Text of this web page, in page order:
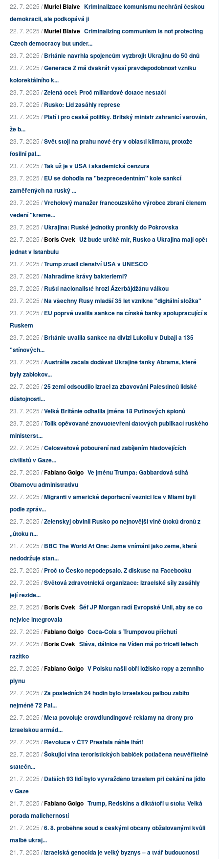
22. 7. 2025 /Muriel Blaive Kriminalizace komunismu nechrání českou
demokracii, ale podkopává ji
22. 7. 2025 /Muriel Blaive Criminalizing communism is not protecting
Czech democracy but under...
23. 7. 2025 /Británie navrhla spojencům vyzbrojit Ukrajinu do 50 dnů
23. 7. 2025 /Generace Z má dvakrát vyšší pravděpodobnost vzniku
kolorektálního k...
23. 7. 2025 /Zelená ocel: Proč miliardové dotace nestačí
23. 7. 2025 /Rusko: Lid zasáhly represe
23. 7. 2025 /Platí i pro české politiky. Britský ministr zahraničí varován,
že b...
23. 7. 2025 /Svět stojí na prahu nové éry v oblasti klimatu, protože
fosilní pal...
23. 7. 2025 /Tak už je v USA i akademická cenzura
23. 7. 2025 /EU se dohodla na "bezprecedentním" kole sankcí
zaměřených na ruský ...
23. 7. 2025 /Vrcholový manažer francouzského výrobce zbraní členem
vedení "kreme...
23. 7. 2025 /Ukrajina: Ruské jednotky pronikly do Pokrovska
22. 7. 2025 /Boris Cvek Už bude určitě mír, Rusko a Ukrajina mají opět
jednat v Istanbulu
23. 7. 2025 /Trump zrušil členství USA v UNESCO
23. 7. 2025 /Nahradíme krávy bakteriemi?
23. 7. 2025 /Ruští nacionalisté hrozí Ázerbájdžánu válkou
23. 7. 2025 /Na všechny Rusy mladší 35 let vznikne "digitální složka"
23. 7. 2025 /EU poprvé uvalila sankce na čínské banky spolupracující s
Ruskem
23. 7. 2025 /Británie uvalila sankce na divizi Lukoilu v Dubaji a 135
"stínových...
23. 7. 2025 /Austrálie začala dodávat Ukrajině tanky Abrams, které
byly zablokov...
22. 7. 2025 /25 zemí odsoudilo Izrael za zbavování Palestinců lidské
důstojnosti...
23. 7. 2025 /Velká Británie odhalila jména 18 Putinových špionů
23. 7. 2025 /Tolik opěvované znovuotevření datových publikací ruského
ministerst...
22. 7. 2025 /Celosvětové pobouření nad zabíjením hladovějících
civilistů v Gaze...
22. 7. 2025 /Fabiano Golgo Ve jménu Trumpa: Gabbardová stíhá
Obamovu administrativu
22. 7. 2025 /Migranti v americké deportační věznici Ice v Miami byli
podle zpráv...
22. 7. 2025 /Zelenskyj obvinil Rusko po nejnovější vlně útoků dronů z
„útoku n...
21. 7. 2025 /BBC The World At One: Jsme vnímáni jako země, která
nedodržuje stan...
22. 7. 2025 /Proč to Česko nepodepsalo. Z diskuse na Facebooku
22. 7. 2025 /Světová zdravotnická organizace: Izraelské síly zasáhly
její rezide...
22. 7. 2025 /Boris Cvek Šéf JP Morgan radí Evropské Unii, aby se co
nejvíce integrovala
22. 7. 2025 /Fabiano Golgo Coca-Cola s Trumpovou příchutí
22. 7. 2025 /Boris Cvek Sláva, dálnice na Vídeň má po třiceti letech
razítko
22. 7. 2025 /Fabiano Golgo V Polsku našli obří ložisko ropy a zemního
plynu
22. 7. 2025 /Za posledních 24 hodin bylo izraelskou palbou zabito
nejméně 72 Pal...
22. 7. 2025 /Meta povoluje crowdfundingové reklamy na drony pro
izraelskou armád...
22. 7. 2025 /Revoluce v ČT? Přestala náhle lhát!
22. 7. 2025 /Šokující vlna teroristických babiček potlačena neuvěřitelně
statečn...
21. 7. 2025 /Dalších 93 lidí bylo vyvražděno Izraelem při čekání na jídlo
v Gaze
21. 7. 2025 /Fabiano Golgo Trump, Redskins a diktátoři u stolu: Velká
porada malicherností
21. 7. 2025 /6. 8. proběhne soud s českými občany obžalovanými kvůli
malbě ukraj...
21. 7. 2025 /Izraelská genocida je velký byznys – a tvář budoucnosti